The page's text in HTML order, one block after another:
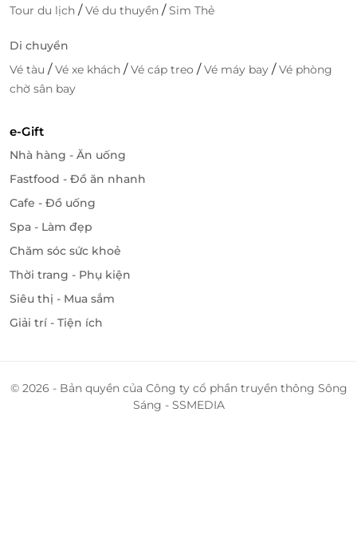
dẫn. Dù bạn chọn phòng Deluxe Sea View với tầm
khách sạn, bạn đều sẽ được trải nghiệm không gian
sang trọng, tiện nghi và dịch vụ chất lượng.
LifeLink cam kết mang lại cho bạn những lựa chọn
tối ưu, giúp bạn dễ dàng lên kế hoạch cho kỳ nghỉ
Hotel & Spa!
Tour du lịch /Vé du thuyền /Sim Thẻ
Di chuyển
Vé tàu /Vé xe khách /Vé cáp treo /Vé máy bay /Vé phòng
chờ sân bay
e-Gift
Nhà hàng - Ăn uống
Fastfood - Đồ ăn nhanh
Cafe - Đồ uống
Spa - Làm đẹp
Chăm sóc sức khoẻ
Thời trang - Phụ kiện
Siêu thị - Mua sắm
Giải trí - Tiện ích
© 2026 - Bản quyền của Công ty cổ phần truyền thông Sông
Sáng - SSMEDIA